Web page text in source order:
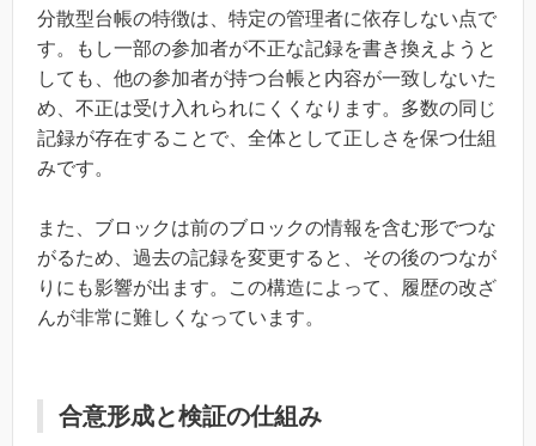
分散型台帳の特徴は、特定の管理者に依存しない点で
す。もし一部の参加者が不正な記録を書き換えようと
しても、他の参加者が持つ台帳と内容が一致しないた
め、不正は受け入れられにくくなります。多数の同じ
記録が存在することで、全体として正しさを保つ仕組
みです。
また、ブロックは前のブロックの情報を含む形でつな
がるため、過去の記録を変更すると、その後のつなが
りにも影響が出ます。この構造によって、履歴の改ざ
んが非常に難しくなっています。
合意形成と検証の仕組み